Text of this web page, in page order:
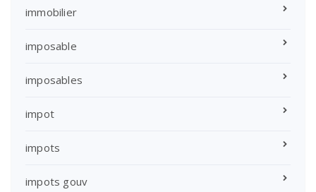
immobilier
imposable
imposables
impot
impots
impots gouv